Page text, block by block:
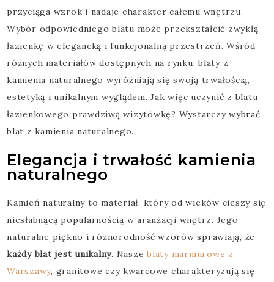
przyciąga wzrok i nadaje charakter całemu wnętrzu.
Wybór odpowiedniego blatu może przekształcić zwykłą
łazienkę w elegancką i funkcjonalną przestrzeń. Wśród
różnych materiałów dostępnych na rynku, blaty z
kamienia naturalnego wyróżniają się swoją trwałością,
estetyką i unikalnym wyglądem. Jak więc uczynić z blatu
łazienkowego prawdziwą wizytówkę? Wystarczy wybrać
blat z kamienia naturalnego.
Elegancja i trwałość kamienia
naturalnego
Kamień naturalny to materiał, który od wieków cieszy się
niesłabnącą popularnością w aranżacji wnętrz. Jego
naturalne piękno i różnorodność wzorów sprawiają, że
każdy blat jest unikalny. Naszeblaty marmurowe z
Warszawy, granitowe czy kwarcowe charakteryzują się